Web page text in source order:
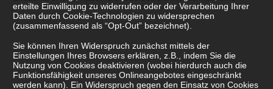
erteilte Einwilligung zu widerrufen oder der Verarbeitung Ihrer
Daten durch Cookie-Technologien zu widersprechen
(zusammenfassend als “Opt-Out” bezeichnet).
Sie können Ihren Widerspruch zunächst mittels der
Einstellungen Ihres Browsers erklären, z.B., indem Sie die
Nutzung von Cookies deaktivieren (wobei hierdurch auch die
Funktionsfähigkeit unseres Onlineangebotes eingeschränkt
werden kann). Ein Widerspruch gegen den Einsatz von Cookies